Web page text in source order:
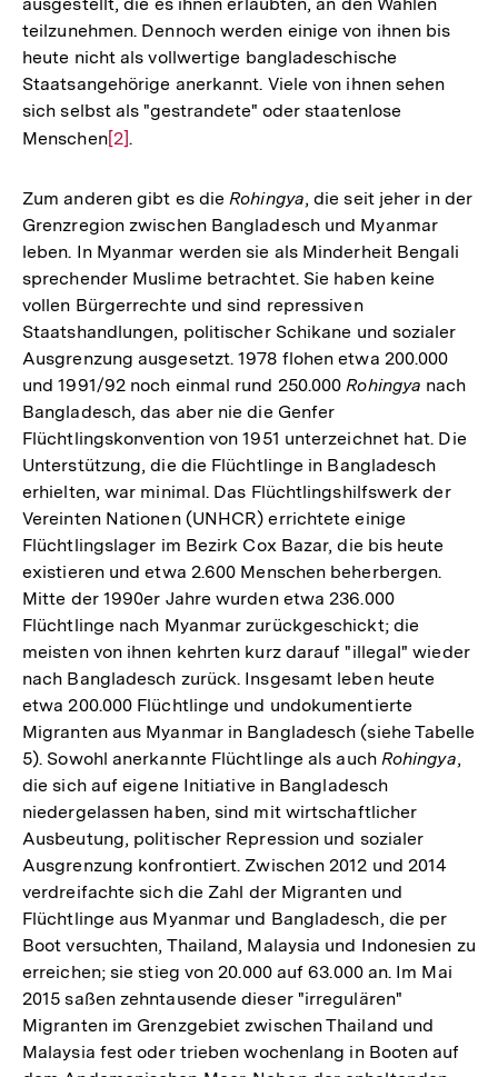
ausgestellt, die es ihnen erlaubten, an den Wahlen
teilzunehmen. Dennoch werden einige von ihnen bis
heute nicht als vollwertige bangladeschische
Staatsangehörige anerkannt. Viele von ihnen sehen
sich selbst als "gestrandete" oder staatenlose
MenschenZur
der
Fußnote
[2].
Zum anderen gibt es dieRohingya, die seit jeher in der
Grenzregion zwischen Bangladesch und Myanmar
leben. In Myanmar werden sie als Minderheit Bengali
sprechender Muslime betrachtet. Sie haben keine
vollen Bürgerrechte und sind repressiven
Staatshandlungen, politischer Schikane und sozialer
Ausgrenzung ausgesetzt. 1978 flohen etwa 200.000
und 1991/92 noch einmal rund 250.000Rohingya nach
Bangladesch, das aber nie die Genfer
Flüchtlingskonvention von 1951 unterzeichnet hat. Die
Unterstützung, die die Flüchtlinge in Bangladesch
erhielten, war minimal. Das Flüchtlingshilfswerk der
Vereinten Nationen (UNHCR) errichtete einige
Flüchtlingslager im Bezirk Cox Bazar, die bis heute
existieren und etwa 2.600 Menschen beherbergen.
Mitte der 1990er Jahre wurden etwa 236.000
Flüchtlinge nach Myanmar zurückgeschickt; die
meisten von ihnen kehrten kurz darauf "illegal" wieder
nach Bangladesch zurück. Insgesamt leben heute
etwa 200.000 Flüchtlinge und undokumentierte
Migranten aus Myanmar in Bangladesch (siehe Tabelle
5). Sowohl anerkannte Flüchtlinge als auch Rohingya,
die sich auf eigene Initiative in Bangladesch
niedergelassen haben, sind mit wirtschaftlicher
Ausbeutung, politischer Repression und sozialer
Ausgrenzung konfrontiert. Zwischen 2012 und 2014
verdreifachte sich die Zahl der Migranten und
Flüchtlinge aus Myanmar und Bangladesch, die per
Boot versuchten, Thailand, Malaysia und Indonesien zu
erreichen; sie stieg von 20.000 auf 63.000 an. Im Mai
2015 saßen zehntausende dieser "irregulären"
Migranten im Grenzgebiet zwischen Thailand und
Malaysia fest oder trieben wochenlang in Booten auf